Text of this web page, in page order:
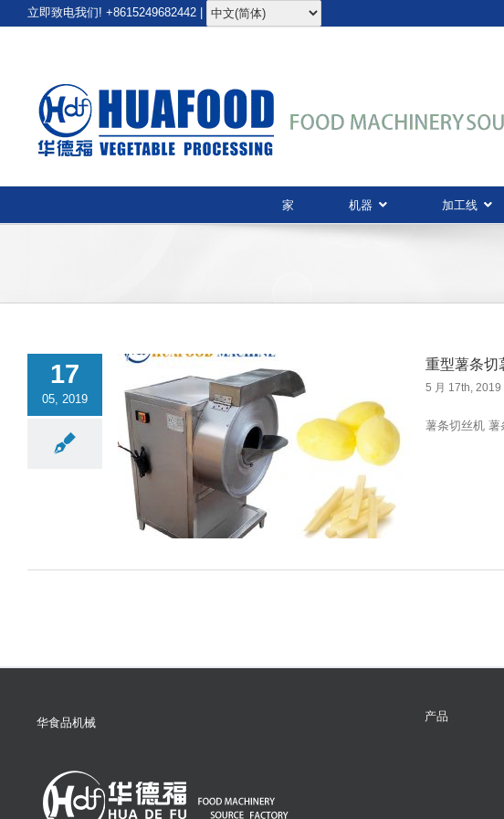
立即致电我们! +8615249682442 |
家 机器 加工线
17
05, 2019
重型薯条切
5 月 17th, 2019
薯条切丝机
华食品机械 产品